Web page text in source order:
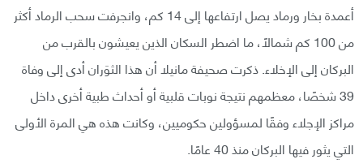
أعمدة بخار ورماد يصل ارتفاعها إلى 14 كم، وانجرفت سحب الرماد أكثر
من 100 كم شمالًا، ما اضطر السكان الذين يعيشون بالقرب من
البركان إلى الإخلاء. ذكرت صحيفة مانيلا أن هذا الثوَران أدى إلى وفاة
39 شخصًا، معظمهم نتيجة نوبات قلبية أو أحداث طبية أخرى داخل
مراكز الإجلاء وفقًا لمسؤولين حكوميين، وكانت هذه هي المرة الأولى
التي يثور فيها البركان منذ 40 عامًا.